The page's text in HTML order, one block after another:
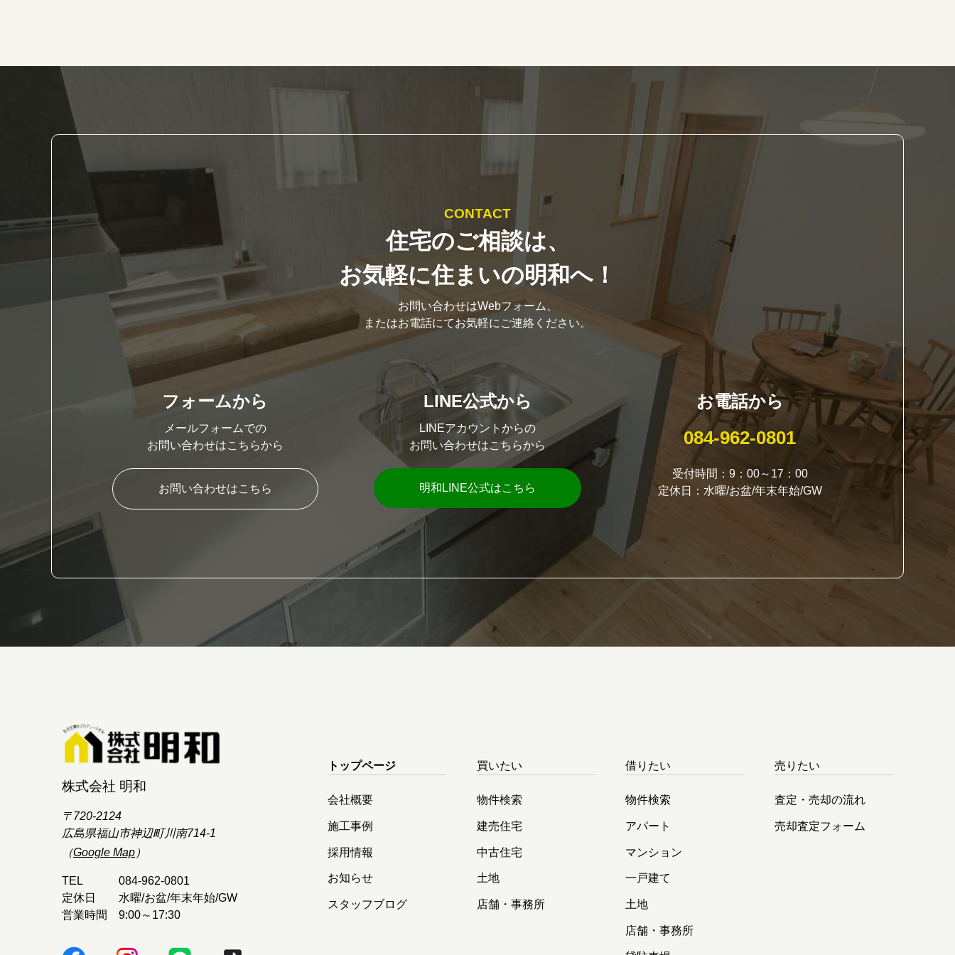
CONTACT
住宅のご相談は、
お気軽に住まいの明和へ！
お問い合わせはWebフォーム、
またはお電話にてお気軽にご連絡ください。
フォームから
メールフォームでの
お問い合わせはこちらから
お問い合わせはこちら
LINE公式から
LINEアカウントからの
お問い合わせはこちらから
明和LINE公式はこちら
お電話から
084-962-0801
受付時間：9：00～17：00
定休日：水曜/お盆/年末年始/GW
トップページ
会社概要
施工事例
採用情報
お知らせ
スタッフブログ
買いたい
物件検索
建売住宅
中古住宅
土地
店舗・事務所
借りたい
物件検索
アパート
マンション
一戸建て
土地
店舗・事務所
売りたい
査定・売却の流れ
売却査定フォーム
株式会社 明和
〒720-2124
広島県福山市神辺町川南714-1
（Google Map ）
TEL
084-962-0801
定休日
水曜/お盆/年末年始/GW
営業時間
9:00～17:30